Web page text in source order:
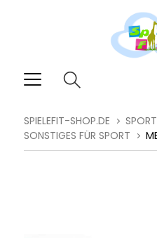
SPIELEFIT-SHOP.DE
SONSTIGES FÜR SPORT